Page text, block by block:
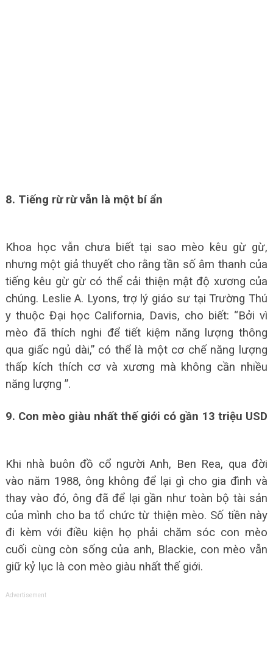
8. Tiếng rừ rừ vẫn là một bí ẩn
Khoa học vẫn chưa biết tại sao mèo kêu gừ gừ,
nhưng một giả thuyết cho rằng tần số âm thanh của
tiếng kêu gừ gừ có thể cải thiện mật độ xương của
chúng. Leslie A. Lyons, trợ lý giáo sư tại Trường Thú
y thuộc Đại học California, Davis, cho biết: “Bởi vì
mèo đã thích nghi để tiết kiệm năng lượng thông
qua giấc ngủ dài,” có thể là một cơ chế năng lượng
thấp kích thích cơ và xương mà không cần nhiều
năng lượng ”.
9. Con mèo giàu nhất thế giới có gần 13 triệu USD
Khi nhà buôn đồ cổ người Anh, Ben Rea, qua đời
vào năm 1988, ông không để lại gì cho gia đình và
thay vào đó, ông đã để lại gần như toàn bộ tài sản
của mình cho ba tổ chức từ thiện mèo. Số tiền này
đi kèm với điều kiện họ phải chăm sóc con mèo
cuối cùng còn sống của anh, Blackie, con mèo vẫn
giữ kỷ lục là con mèo giàu nhất thế giới.
Advertisement